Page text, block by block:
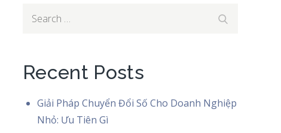
Search
Recent Posts
Giải Pháp Chuyển Đổi Số Cho Doanh Nghiệp
Nhỏ: Ưu Tiên Gì